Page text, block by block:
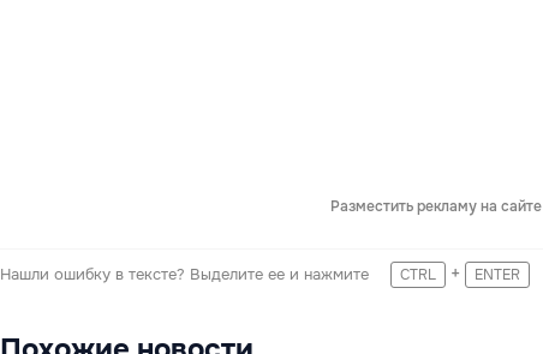
Разместить рекламу на сайте
Нашли ошибку в тексте? Выделите ее и нажмите CTRL + ENTER